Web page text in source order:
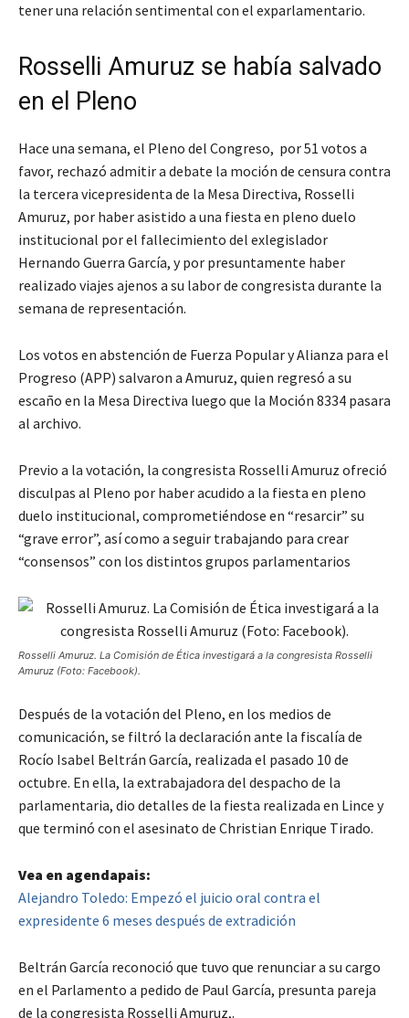
tener una relación sentimental con el exparlamentario.
Rosselli Amuruz se había salvado
en el Pleno
Hace una semana, el Pleno del Congreso, por 51 votos a
favor, rechazó admitir a debate la moción de censura contra
la tercera vicepresidenta de la Mesa Directiva, Rosselli
Amuruz, por haber asistido a una fiesta en pleno duelo
institucional por el fallecimiento del exlegislador
Hernando Guerra García, y por presuntamente haber
realizado viajes ajenos a su labor de congresista durante la
semana de representación.
Los votos en abstención de Fuerza Popular y Alianza para el
Progreso (APP) salvaron a Amuruz, quien regresó a su
escaño en la Mesa Directiva luego que la Moción 8334 pasara
al archivo.
Previo a la votación, la congresista Rosselli Amuruz ofreció
disculpas al Pleno por haber acudido a la fiesta en pleno
duelo institucional, comprometiéndose en “resarcir” su
“grave error”, así como a seguir trabajando para crear
“consensos” con los distintos grupos parlamentarios
Rosselli Amuruz. La Comisión de Ética investigará a la congresista Rosselli
Amuruz (Foto: Facebook).
Después de la votación del Pleno, en los medios de
comunicación, se filtró la declaración ante la fiscalía de
Rocío Isabel Beltrán García, realizada el pasado 10 de
octubre. En ella, la extrabajadora del despacho de la
parlamentaria, dio detalles de la fiesta realizada en Lince y
que terminó con el asesinato de Christian Enrique Tirado.
Vea en agendapais:
Alejandro Toledo: Empezó el juicio oral contra el
expresidente 6 meses después de extradición
Beltrán García reconoció que tuvo que renunciar a su cargo
en el Parlamento a pedido de Paul García, presunta pareja
de la congresista Rosselli Amuruz,.